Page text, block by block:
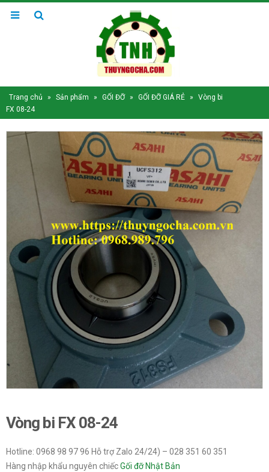
Trang chủ » Sản phẩm » GỐI ĐỠ » GỐI ĐỠ GIÁ RẺ »
Vòng bi
FX 08-24
Vòng bi FX 08-24
Hotline: 0968 98 97 96 Hỗ trợ Zalo 24/24) – 028 351 60 351
Hàng nhập khẩu nguyên chiếcGối đỡ Nhật Bản